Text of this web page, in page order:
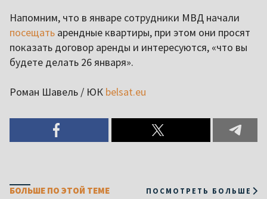
Напомним, что в январе сотрудники МВД начали
посещать арендные квартиры, при этом они просят
показать договор аренды и интересуются, «что вы
будете делать 26 января».
Роман Шавель / ЮК belsat.eu
БОЛЬШЕ ПО ЭТОЙ ТЕМЕ ПОСМОТРЕТЬ БОЛЬШЕ